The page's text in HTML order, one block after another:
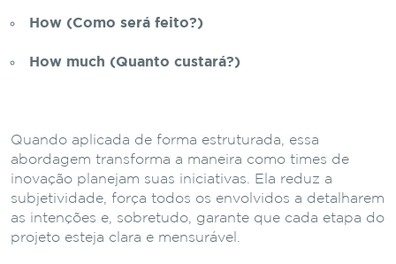
How (Como será feito?)
How much (Quanto custará?)
Quando aplicada de forma estruturada, essa
abordagem transforma a maneira como times de
inovação planejam suas iniciativas. Ela reduz a
subjetividade, força todos os envolvidos a detalharem
as intenções e, sobretudo, garante que cada etapa do
projeto esteja clara e mensurável.